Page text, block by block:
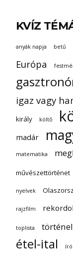
KVÍZ
anyák napja betű
Európa
igaz vagy
király költő
madár
matematika
művészettörténet
nyelvek
rajzfilm
toplista
étel-ital író